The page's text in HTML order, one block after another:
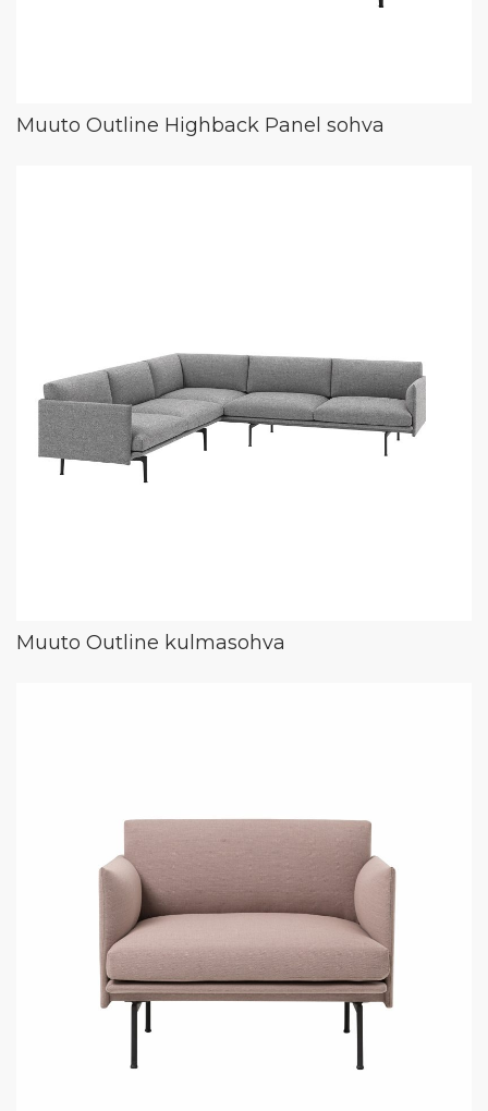
Muuto Outline Highback Panel sohva
Muuto Outline kulmasohva